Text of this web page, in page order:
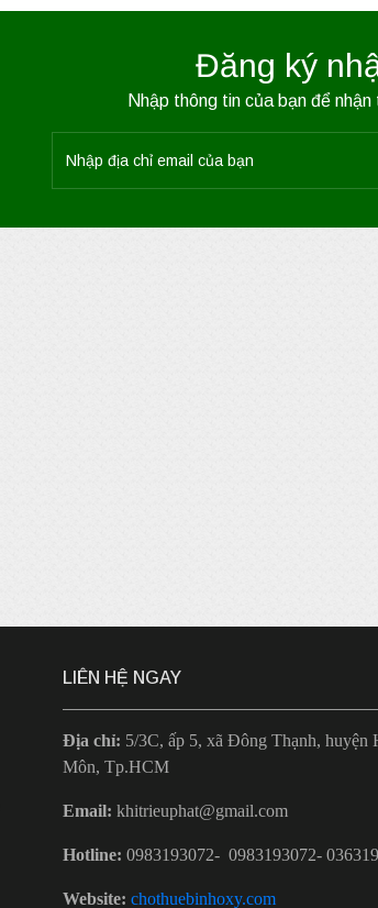
Đăng ký
Nhập thông tin của bạn để
LIÊN HỆ NGAY
Địa chỉ: 5/3C, ấp 5, xã Đông Thạnh, huyện
Môn, Tp.HCM
Email: khitrieuphat@gmail.com
Hotline: 0983193072- 0983193072-
Website: chothuebinhoxy.com